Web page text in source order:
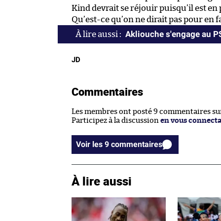
Kind devrait se réjouir puisqu’il est en
Qu’est-ce qu’on ne dirait pas pour
Akliouche s'engage au
JD
Commentaires
Les membres ont posté 9 commentaires
Participez à la discussion en vous
Voir les 9 commentaires
À lire aussi